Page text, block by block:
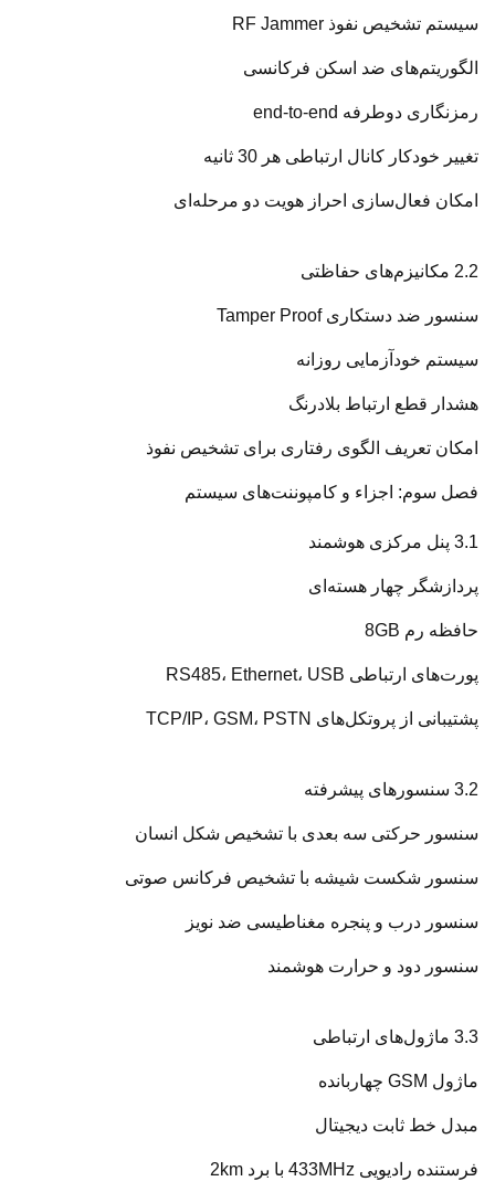
سیستم تشخیص نفوذ RF Jammer
الگوریتم‌های ضد اسکن فرکانسی
رمزنگاری دوطرفه end-to-end
تغییر خودکار کانال ارتباطی هر 30 ثانیه
امکان فعال‌سازی احراز هویت دو مرحله‌ای
2.2 مکانیزم‌های حفاظتی
سنسور ضد دستکاری Tamper Proof
سیستم خودآزمایی روزانه
هشدار قطع ارتباط بلادرنگ
امکان تعریف الگوی رفتاری برای تشخیص نفوذ
فصل سوم: اجزاء و کامپوننت‌های سیستم
3.1 پنل مرکزی هوشمند
پردازشگر چهار هسته‌ای
حافظه رم 8GB
پورت‌های ارتباطی RS485، Ethernet، USB
پشتیبانی از پروتکل‌های TCP/IP، GSM، PSTN
3.2 سنسورهای پیشرفته
سنسور حرکتی سه بعدی با تشخیص شکل انسان
سنسور شکست شیشه با تشخیص فرکانس صوتی
سنسور درب و پنجره مغناطیسی ضد نویز
سنسور دود و حرارت هوشمند
3.3 ماژول‌های ارتباطی
ماژول GSM چهاربانده
مبدل خط ثابت دیجیتال
فرستنده رادیویی 433MHz با برد 2km